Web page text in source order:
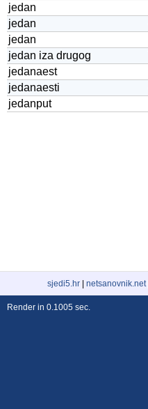
jedan
jedan
jedan
jedan iza drugog
jedanaest
jedanaesti
jedanput
sjedi5.hr netsanovnik.net|
Render in 0.1005 sec.